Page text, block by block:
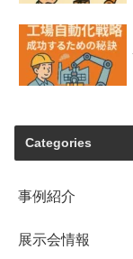
Categories
事例紹介
展示会情報